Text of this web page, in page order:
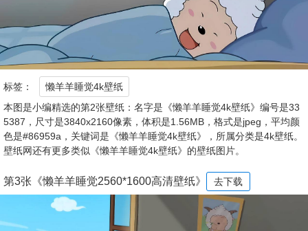
标签：
懒羊羊睡觉4k壁纸
本图是小编精选的第2张壁纸：名字是《懒羊羊睡觉4k壁纸》编号是33
5387，尺寸是3840x2160像素，体积是1.56MB，格式是jpeg，平均颜
色是#86959a，关键词是《懒羊羊睡觉4k壁纸》，所属分类是4k壁纸。
壁纸网还有更多类似《懒羊羊睡觉4k壁纸》的壁纸图片。
第3张《懒羊羊睡觉2560*1600高清壁纸》 去下载